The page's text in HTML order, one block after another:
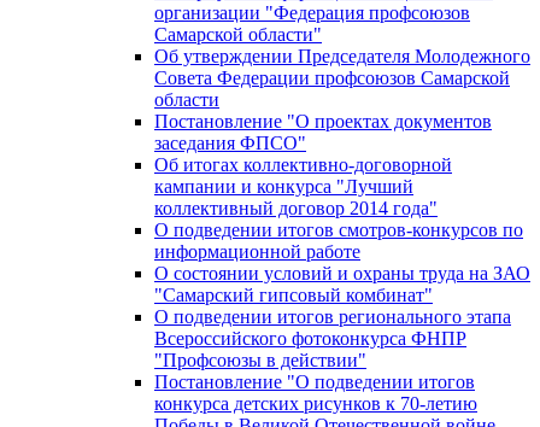
организации "Федерация профсоюзов
Самарской области"
Об утверждении Председателя Молодежного
Совета Федерации профсоюзов Самарской
области
Постановление "О проектах документов
заседания ФПСО"
Об итогах коллективно-договорной
кампании и конкурса "Лучший
коллективный договор 2014 года"
О подведении итогов смотров-конкурсов по
информационной работе
О состоянии условий и охраны труда на ЗАО
"Самарский гипсовый комбинат"
О подведении итогов регионального этапа
Всероссийского фотоконкурса ФНПР
"Профсоюзы в действии"
Постановление "О подведении итогов
конкурса детских рисунков к 70-летию